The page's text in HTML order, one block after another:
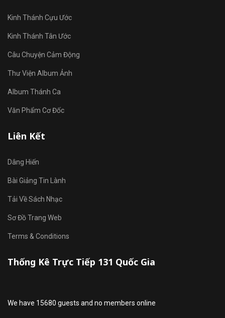
Kinh Thánh Cựu Ước
Kinh Thánh Tân Ước
Câu Chuyện Cảm Động
Thư Viện Album Ảnh
Album Thánh Ca
Văn Phẩm Cơ Đốc
Liên Kết
Dâng Hiến
Bài Giảng Tin Lành
Tải Về Sách Nhạc
Sơ Đồ Trang Web
Terms & Conditions
Thống Kê Trực Tiếp 131 Quốc Gia
We have 15680 guests and no members online